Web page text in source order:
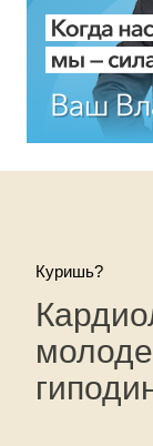
Куришь?